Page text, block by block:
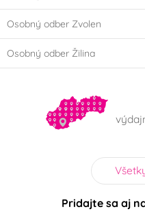
Osobný odber Zvolen
Osobný odber Žilina
Pridajte sa aj